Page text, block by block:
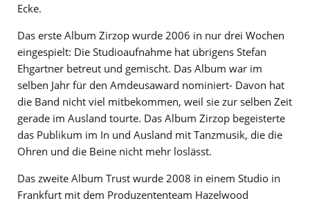
Ecke.
Das erste Album Zirzop wurde 2006 in nur drei Wochen
eingespielt: Die Studioaufnahme hat übrigens Stefan
Ehgartner betreut und gemischt. Das Album war im
selben Jahr für den Amdeusaward nominiert- Davon hat
die Band nicht viel mitbekommen, weil sie zur selben Zeit
gerade im Ausland tourte. Das Album Zirzop begeisterte
das Publikum im In und Ausland mit Tanzmusik, die die
Ohren und die Beine nicht mehr loslässt.
Das zweite Album Trust wurde 2008 in einem Studio in
Frankfurt mit dem Produzententeam Hazelwood